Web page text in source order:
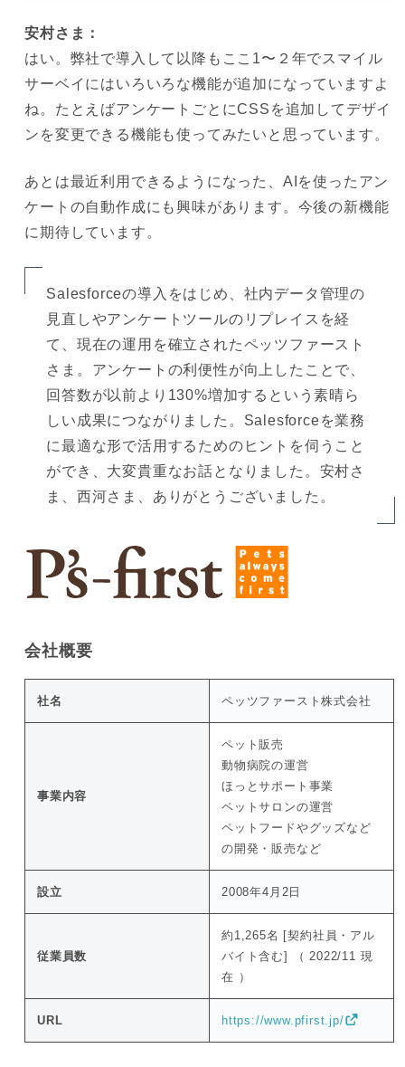
安村さま：
はい。弊社で導入して以降もここ1〜２年でスマイル
サーベイにはいろいろな機能が追加になっていますよ
ね。たとえばアンケートごとにCSSを追加してデザイ
ンを変更できる機能も使ってみたいと思っています。
あとは最近利用できるようになった、AIを使ったアン
ケートの自動作成にも興味があります。今後の新機能
に期待しています。
Salesforceの導入をはじめ、社内データ管理の
見直しやアンケートツールのリプレイスを経
て、現在の運用を確立されたペッツファースト
さま。アンケートの利便性が向上したことで、
回答数が以前より130%増加するという素晴ら
しい成果につながりました。Salesforceを業務
に最適な形で活用するためのヒントを伺うこと
ができ、大変貴重なお話となりました。安村さ
ま、西河さま、ありがとうございました。
会社概要
社名 ペッツファースト株式会社
事業内容
ペット販売
動物病院の運営
ほっとサポート事業
ペットサロンの運営
ペットフードやグッズなど
の開発・販売など
設立 2008年4月2日
従業員数
約1,265名 [契約社員・アル
バイト含む] （ 2022/11 現
在 ）
URL https://www.pfirst.jp/